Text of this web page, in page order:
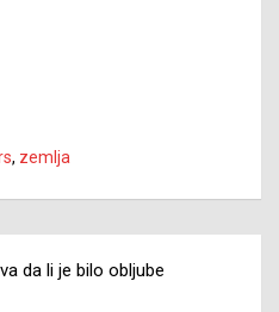
, zemlja
da li je bilo obljube